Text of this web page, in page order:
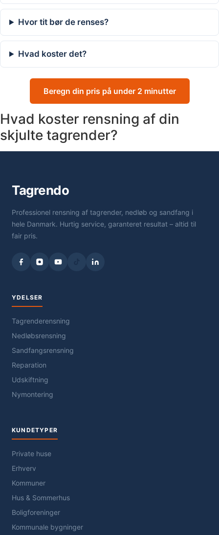
Hvor tit bør de renses?
Hvad koster det?
Beregn din pris på under 2 minutter
Hvad koster rensning af din
skjulte tagrender?
Tagrendo
Professionel rensning af tagrender, nedløb og sandfang i
hele Danmark. Hurtig service, garanteret resultat – altid til
fair pris.
YDELSER
Tagrenderensning
Nedløbsrensning
Sandfangsrensning
Reparation
Udskiftning
Nymontering
KUNDETYPER
Private huse
Erhverv
Kommuner
Hus & Sommerhus
Boligforeninger
Kommunale bygninger